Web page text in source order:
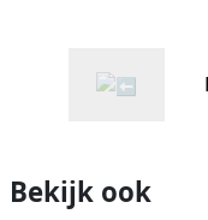
Bekijk ook